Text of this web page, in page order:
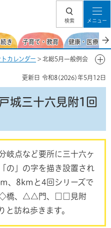
検索 メニュー
き 子育て・教育 健康・医療・
トカレンダー > 北総5月一般例会
更新日 令和8(2026)年5月12日
城三十六見附1回
岐点など要所に三十六ヶ
の」の字を描き設置され
、8kmと4回シリーズで
橋、△△門、□□見附
と訪ね歩きます。